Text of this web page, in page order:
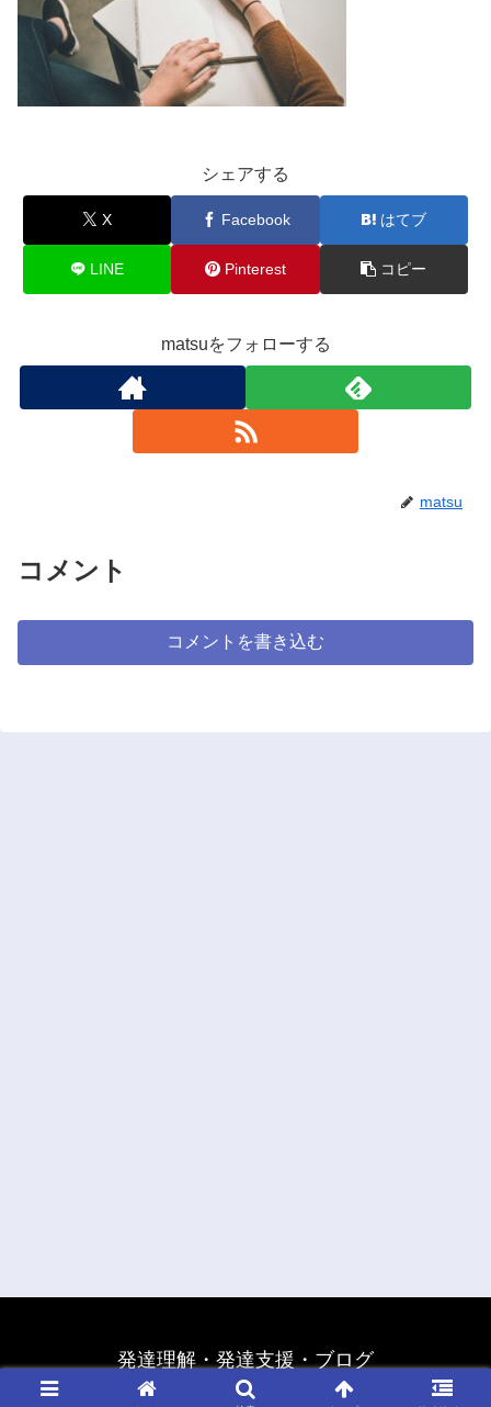
シェアする
X Facebook はてブ
LINE Pinterest コピー
matsuをフォローする
matsu
コメント
コメントを書き込む
発達理解・発達支援・ブログ
© 2020 発達理解・発達支援・ブログ.